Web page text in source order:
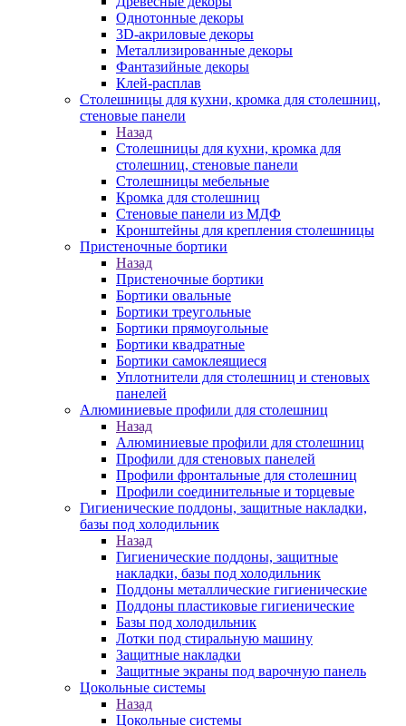
Однотонные декоры
3D-акриловые декоры
Металлизированные декоры
Фантазийные декоры
Клей-расплав
Столешницы для кухни, кромка для столешниц,
стеновые панели
Назад
Столешницы для кухни, кромка для
столешниц, стеновые панели
Столешницы мебельные
Кромка для столешниц
Стеновые панели из МДФ
Кронштейны для крепления столешницы
Пристеночные бортики
Назад
Пристеночные бортики
Бортики овальные
Бортики треугольные
Бортики прямоугольные
Бортики квадратные
Бортики самоклеящиеся
Уплотнители для столешниц и стеновых
панелей
Алюминиевые профили для столешниц
Назад
Алюминиевые профили для столешниц
Профили для стеновых панелей
Профили фронтальные для столешниц
Профили соединительные и торцевые
Гигиенические поддоны, защитные накладки,
базы под холодильник
Назад
Гигиенические поддоны, защитные
накладки, базы под холодильник
Поддоны металлические гигиенические
Поддоны пластиковые гигиенические
Базы под холодильник
Лотки под стиральную машину
Защитные накладки
Защитные экраны под варочную панель
Цокольные системы
Назад
Цокольные системы